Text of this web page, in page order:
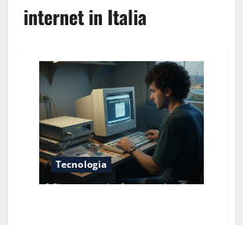
internet in Italia
Tecnologia